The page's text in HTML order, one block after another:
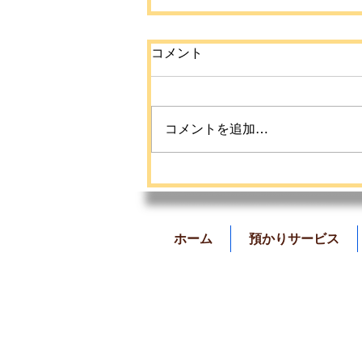
夏休み教育活動】のご案内
📣
コメント
コメントを追加…
ホーム 預かりサービス